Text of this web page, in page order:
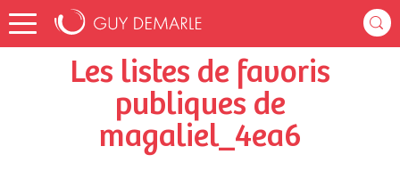
Accueil magaliel_4ea6 Listes de favoris
Les listes de favoris
publiques de
magaliel_4ea6